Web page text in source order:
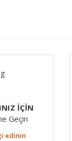
İÇİN
Geçin
edinin